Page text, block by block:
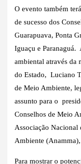
O evento também
de sucesso dos
Guarapuava, Ponta
Iguaçu e Paranaguá.
ambiental através da
do Estado, Luciano
de Meio Ambiente,
assunto para o
Conselhos de Meio
Associação
Ambiente
Para mostrar o